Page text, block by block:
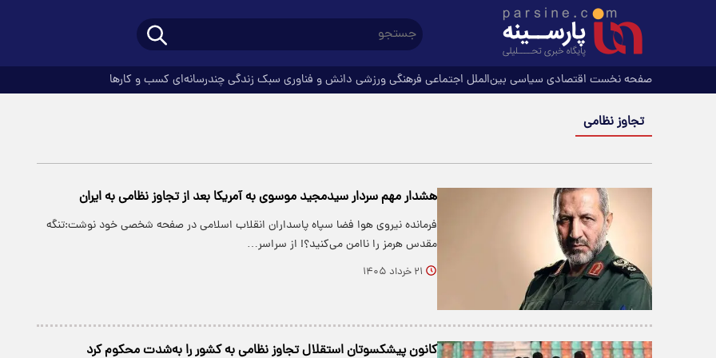
صفحه نخست اقتصادی سیاسی بین‌الملل اجتماعی فرهنگیورزشی دانش و فناوری سبک زندگیچندرسانه‌ای کسب و کارها
تجاوز نظامی
هشدار مهم سردار سیدمجید موسوی به آمریکا بعد از تجاوز نظامی به ایران
فرمانده نیروی هوا فضا سپاه پاسداران انقلاب اسلامی در صفحه شخصی خود نوشت:تنگه
مقدس هرمز را ناامن می‌کنید؟! از سراسر…
۲۱ خرداد ۱۴۰۵
کانون پیشکسوتان استقلال تجاوز نظامی به کشور را به‌شدت محکوم کرد